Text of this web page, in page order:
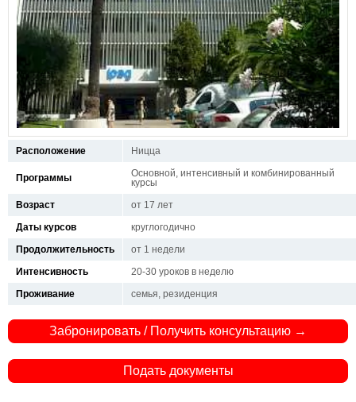
Расположение Ницца
Программы
Основной, интенсивный и комбинированный
курсы
Возраст
от 17 лет
Даты курсов
круглогодично
Продолжительность
от 1 недели
Интенсивность
20-30 уроков в неделю
Проживание
семья, резиденция
Забронировать / Получить консультацию →
Подать документы